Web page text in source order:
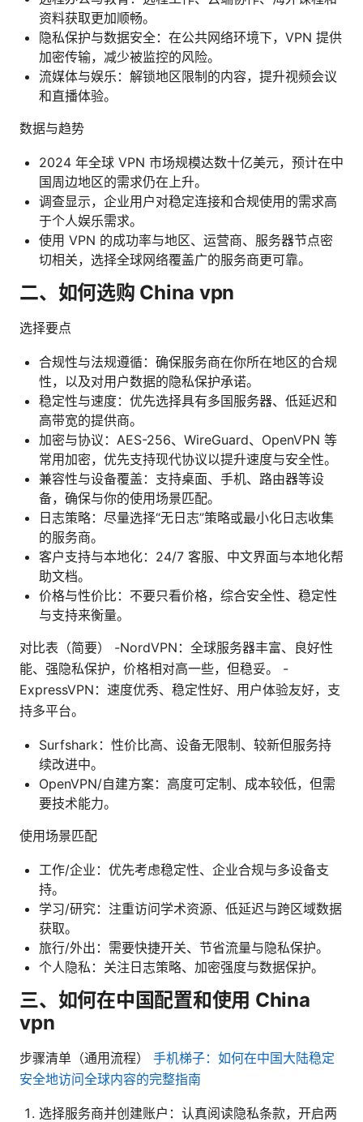
资料获取更加顺畅。
隐私保护与数据安全：在公共网络环境下，VPN 提供
加密传输，减少被监控的风险。
流媒体与娱乐：解锁地区限制的内容，提升视频会议
和直播体验。
数据与趋势
2024 年全球 VPN 市场规模达数十亿美元，预计在中
国周边地区的需求仍在上升。
调查显示，企业用户对稳定连接和合规使用的需求高
于个人娱乐需求。
使用 VPN 的成功率与地区、运营商、服务器节点密
切相关，选择全球网络覆盖广的服务商更可靠。
二、如何选购 China vpn
选择要点
合规性与法规遵循：确保服务商在你所在地区的合规
性，以及对用户数据的隐私保护承诺。
稳定性与速度：优先选择具有多国服务器、低延迟和
高带宽的提供商。
加密与协议：AES-256、WireGuard、OpenVPN 等
常用加密，优先支持现代协议以提升速度与安全性。
兼容性与设备覆盖：支持桌面、手机、路由器等设
备，确保与你的使用场景匹配。
日志策略：尽量选择“无日志”策略或最小化日志收集
的服务商。
客户支持与本地化：24/7 客服、中文界面与本地化帮
助文档。
价格与性价比：不要只看价格，综合安全性、稳定性
与支持来衡量。
对比表（简要） -NordVPN：全球服务器丰富、良好性
能、强隐私保护，价格相对高一些，但稳妥。 -
ExpressVPN：速度优秀、稳定性好、用户体验友好，支
持多平台。
Surfshark：性价比高、设备无限制、较新但服务持
续改进中。
OpenVPN/自建方案：高度可定制、成本较低，但需
要技术能力。
使用场景匹配
工作/企业：优先考虑稳定性、企业合规与多设备支
持。
学习/研究：注重访问学术资源、低延迟与跨区域数据
获取。
旅行/外出：需要快捷开关、节省流量与隐私保护。
个人隐私：关注日志策略、加密强度与数据保护。
三、如何在中国配置和使用 China
vpn
步骤清单（通用流程） 手机梯子：如何在中国大陆稳定
安全地访问全球内容的完整指南
选择服务商并创建账户：认真阅读隐私条款，开启两